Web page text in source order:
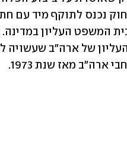
ארה"ב מאז שנת 1973.